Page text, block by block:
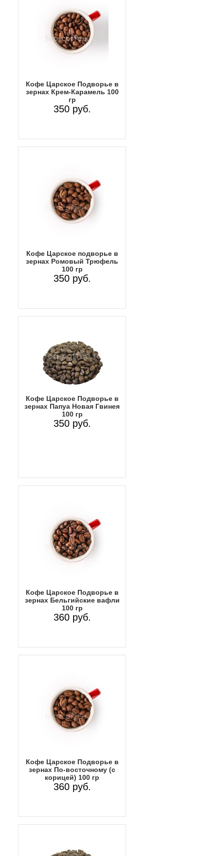
Кофе Царское Подворье в
зернах Крем-Карамель 100
гр
350 руб.
Кофе Царское подворье в
зернах Ромовый Трюфель
100 гр
350 руб.
Кофе Царское Подворье в
зернах Папуа Новая Гвинея
100 гр
350 руб.
Кофе Царское Подворье в
зернах Бельгийские вафли
100 гр
360 руб.
Кофе Царское Подворье в
зернах По-восточному (с
корицей) 100 гр
360 руб.